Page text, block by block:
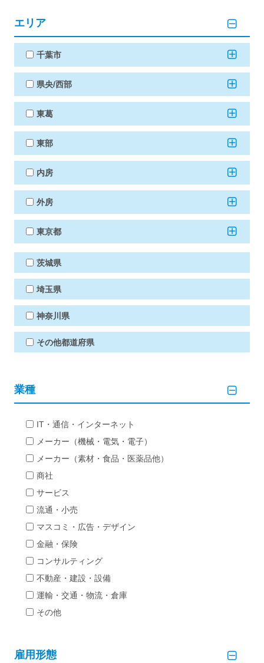
エリア
千葉市
県央/西部
東葛
東部
内房
外房
東京都
茨城県
埼玉県
神奈川県
その他都道府県
業種
IT・通信・インターネット
メーカー（機械・電気・電子）
メーカー（素材・食品・医薬品他）
商社
サービス
流通・小売
マスコミ・広告・デザイン
金融・保険
コンサルティング
不動産・建設・設備
運輸・交通・物流・倉庫
その他
雇用形態